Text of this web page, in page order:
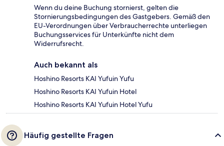
Wenn du deine Buchung stornierst, gelten die
Stornierungsbedingungen des Gastgebers. Gemäß den
EU-Verordnungen über Verbraucherrechte unterliegen
Buchungsservices für Unterkünfte nicht dem
Widerrufsrecht.
Auch bekannt als
Hoshino Resorts KAI Yufuin Yufu
Hoshino Resorts KAI Yufuin Hotel
Hoshino Resorts KAI Yufuin Hotel Yufu
Häufig gestellte Fragen